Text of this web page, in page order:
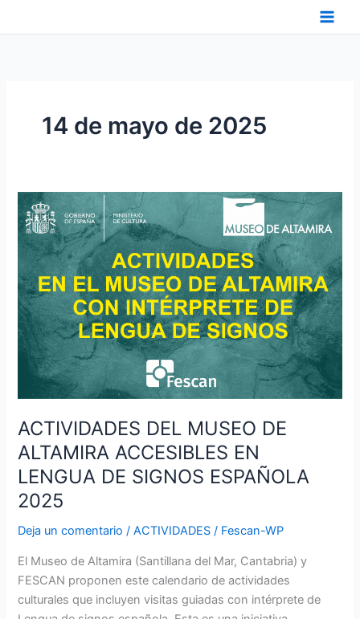
14 de mayo de 2025
ACTIVIDADES DEL MUSEO DE
ALTAMIRA ACCESIBLES EN
LENGUA DE SIGNOS ESPAÑOLA
2025
Deja un comentario /ACTIVIDADES / Fescan-WP
El Museo de Altamira (Santillana del Mar, Cantabria) y
FESCAN proponen este calendario de actividades
culturales que incluyen visitas guiadas con intérprete de
ACTIVIDADES
DEL
MUSEO
DE
ALTAMIRA
ACCESIBLES
EN
LENGUA
DE
SIGNOS
ESPAÑOLA